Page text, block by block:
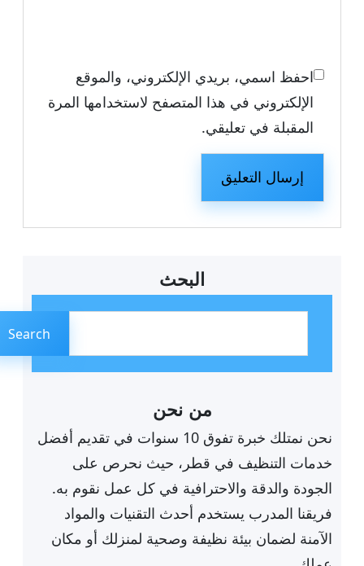
احفظ اسمي، بريدي الإلكتروني، والموقع
الإلكتروني في هذا المتصفح لاستخدامها المرة
المقبلة في تعليقي.
البحث
Search
من نحن
نحن نمتلك خبرة تفوق 10 سنوات في تقديم أفضل
خدمات التنظيف في قطر، حيث نحرص على
الجودة والدقة والاحترافية في كل عمل نقوم به.
فريقنا المدرب يستخدم أحدث التقنيات والمواد
الآمنة لضمان بيئة نظيفة وصحية لمنزلك أو مكان